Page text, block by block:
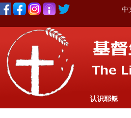
中
认识耶稣